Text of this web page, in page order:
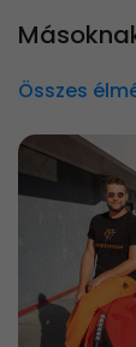
Összes